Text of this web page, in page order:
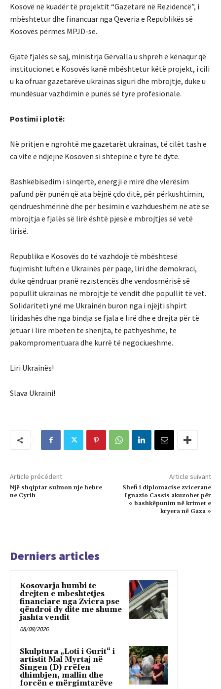
Kosovë në kuadër të projektit “Gazetarë në Rezidencë”, i
mbështetur dhe financuar nga Qeveria e Republikës së
Kosovës përmes MPJD-së.
Gjatë fjalës së saj, ministrja Gërvalla u shpreh e kënaqur që
institucionet e Kosovës kanë mbështetur këtë projekt, i cili
u ka ofruar gazetarëve ukrainas siguri dhe mbrojtje, duke u
mundësuar vazhdimin e punës së tyre profesionale.
Postimi i plotë:
Në pritjen e ngrohtë me gazetarët ukrainas, të cilët tash e
ca vite e ndjejnë Kosovën si shtëpinë e tyre të dytë.
Bashkëbisedim i sinqertë, energji e mirë dhe vlerësim
pafund për punën që ata bëjnë çdo ditë, për përkushtimin,
qëndrueshmërinë dhe për besimin e vazhdueshëm në atë se
mbrojtja e fjalës së lirë është pjesë e mbrojtjes së vetë
lirisë.
Republika e Kosovës do të vazhdojë të mbështesë
fuqimisht luftën e Ukrainës për paqe, liri dhe demokraci,
duke qëndruar pranë rezistencës dhe vendosmërisë së
popullit ukrainas në mbrojtje të vendit dhe popullit të vet.
Solidariteti ynë me Ukrainën buron nga i njëjti shpirt
liridashës dhe nga bindja se fjala e lirë dhe e drejta për të
jetuar i lirë mbeten të shenjta, të pathyeshme, të
pakompromentuara dhe kurrë të negociueshme.
Liri Ukrainës!
Slava Ukraini!
Article précédent
Një shqiptar sulmon nje hebre
ne Cyrih
Article suivant
Shefi i diplomacise zvicerane
Ignazio Cassis akuzohet për
« bashkëpunim në krimet e
kryera në Gaza »
Derniers articles
Kosovarja humbi te
drejten e mbeshtetjes
financiare nga Zvicra pse
qëndroi dy dite me shume
jashta vendit
08/08/2026
Skulptura „Loti i Gurit“ i
artistit Mal Myrtaj në
Singen (D) rrëfen
dhimbjen, mallin dhe
forcën e mërgimtarëve